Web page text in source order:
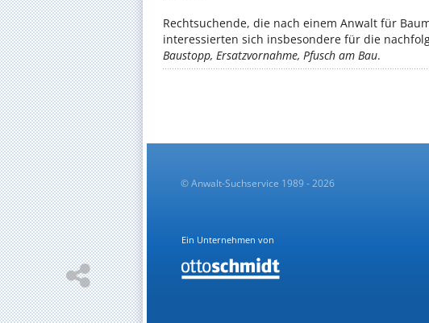
Rechtsuchende, die nach einem Anwalt für
interessierten sich insbesondere für die
Baustopp, Ersatzvornahme, Pfusch am Bau.
© Anwalt-Suchservice 1989 - 2026
Ein Unternehmen von